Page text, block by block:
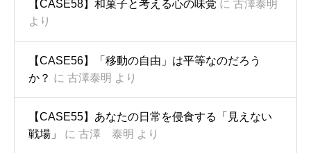
【CASE58】和菓子と考える心の味覚 に 古澤泰明
より
【CASE56】「移動の自由」は平等なのだろう
か？ に 古澤泰明 より
【CASE55】あなたの日常を侵食する「見えない
戦場」
に 古澤 泰明 より